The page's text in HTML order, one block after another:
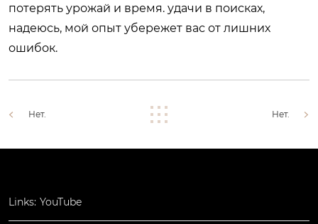
потерять урожай и время. удачи в поисках,
надеюсь, мой опыт убережет вас от лишних
ошибок.
Нет. Нет.
Links: YouTube